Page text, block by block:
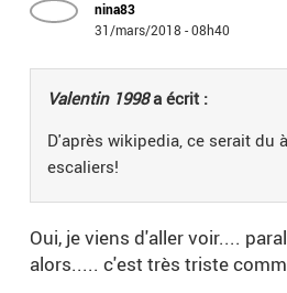
nina83
31/mars/2018 - 08h40
Valentin 1998a écrit :
D'après wikipedia, ce serait du
escaliers!
Oui, je viens d'aller voir....
alors..... c'est très triste